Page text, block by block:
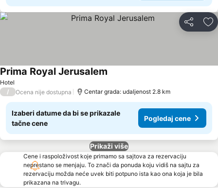
Deli
Hotel
Prima Royal Jerusalem
/ Ocena nije dostupna Centar grada: udaljenost 2.8 km
Izaberi datume da bi se prikazale
tačne cene
Pogledaj cene
Prikaži više
Cene i raspoloživost koje primamo sa sajtova za rezervaciju
neprestano se menjaju. To znači da ponuda koju vidiš na sajtu za
rezervaciju možda neće uvek biti potpuno ista kao ona koja je bila
prikazana na trivagu.